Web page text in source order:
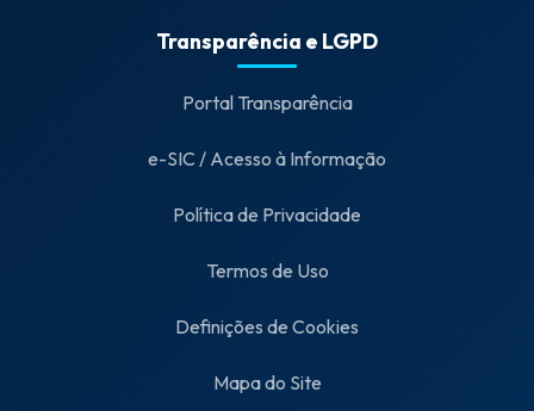
Transparência e LGPD
Portal Transparência
e-SIC / Acesso à Informação
Política de Privacidade
Termos de Uso
Definições de Cookies
Mapa do Site